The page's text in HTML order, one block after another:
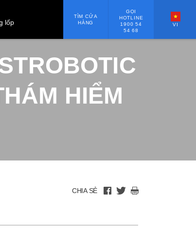
lốp
TÌM CỬA
HÀNG
GỌI
HOTLINE
1900 54
54 68
VI
HIỂM
CHIA SẺ